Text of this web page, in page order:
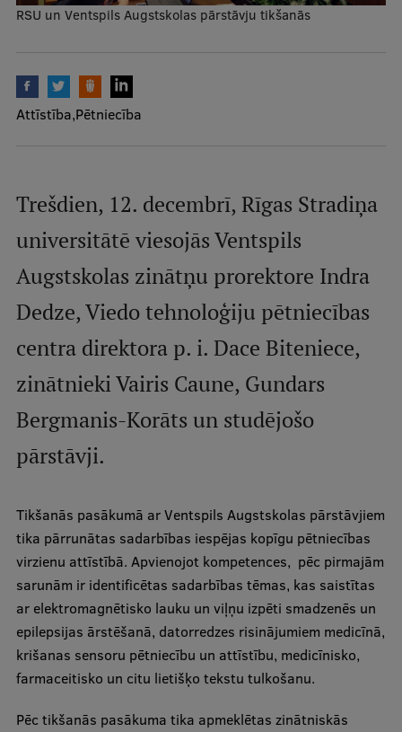
Pamatstudiju programmas
Doktorantūra
Rezidentūra
Par RSU
Studiju norises vietas
Mūsu cilvēki
Stratēģija
Vēsture un tradīcijas
Identitāte
RSU fonds
Aula
Muzeji un ekspozīcijas
Ģerbonis
RSU un Ventspils Augstskolas pārstāvju tikšanās
Attīstība Pētniecība
Trešdien, 12. decembrī, Rīgas Stradiņa
universitātē viesojās Ventspils
Augstskolas zinātņu prorektore Indra
Dedze, Viedo tehnoloģiju pētniecības
centra direktora p. i. Dace Biteniece,
zinātnieki Vairis Caune, Gundars
Bergmanis-Korāts un studējošo
pārstāvji.
Tikšanās pasākumā ar Ventspils Augstskolas pārstāvjiem
tika pārrunātas sadarbības iespējas kopīgu pētniecības
virzienu attīstībā. Apvienojot kompetences, pēc pirmajām
sarunām ir identificētas sadarbības tēmas, kas saistītas
ar elektromagnētisko lauku un viļņu izpēti smadzenēs un
epilepsijas ārstēšanā, datorredzes risinājumiem medicīnā,
krišanas sensoru pētniecību un attīstību, medicīnisko,
farmaceitisko un citu lietišķo tekstu tulkošanu.
Pēc tikšanās pasākuma tika apmeklētas zinātniskās